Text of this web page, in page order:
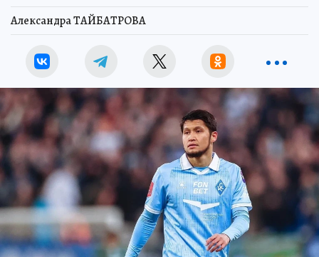
Александра ТАЙБАТРОВА